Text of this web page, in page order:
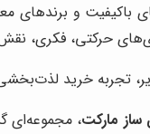
باکیفیت و برندهای
حرکتی، فکری،
تجربه خرید
ساز مارکت، مجموعه‌ای